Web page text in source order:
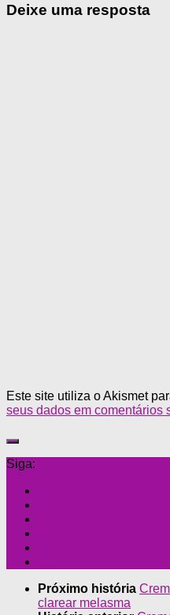
Deixe uma resposta
Este site utiliza o Akismet
seus dados em comentários
Siga:
Próximo história
clarear melasma